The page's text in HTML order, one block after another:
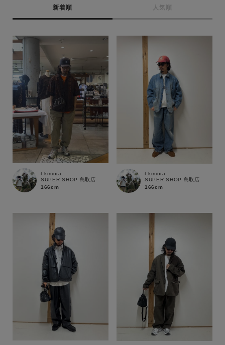
新着順 人気順
t.kimura
SUPER SHOP 鳥取店
166cm
t.kimura
SUPER SHOP 鳥取店
166cm